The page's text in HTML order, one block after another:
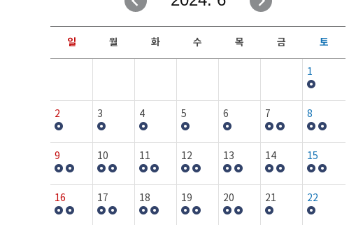
현장실습/IPP사업단
커뮤니티
보도자료
행사갤러리
일 월 화 수 목 금 토
1
2 3 4 5 6 7 8
9 10 11 12 13 14 15
16 17 18 19 20 21 22